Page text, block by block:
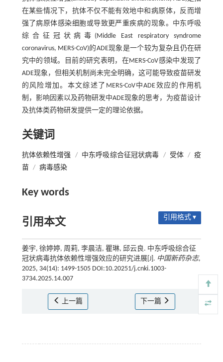
在某些情况下，抗体不仅不能有效地中和病原体，反而增
强了病原体感染细胞或导致更严重疾病的现象。中东呼吸
综合征冠状病毒(Middle East respiratory syndrome
coronavirus, MERS-CoV)的ADE现象是一个较为复杂且仍在研
究中的领域。目前的研究表明，在MERS-CoV感染中发现了
ADE现象，但相关机制尚未完全明确，这可能导致疫苗研发
的风险增加。本文综述了MERS-CoV中ADE效应的作用机
制，影响因素以及药物研发中ADE现象的思考，为疫苗设计
及抗体类药物研发提供一定的理论依据。
关键词
抗体依赖性增强 / 中东呼吸综合征冠状病毒 / 受体 / 疫
苗
/ 病毒感染
Key words
引用本文 引用格式 ▾
姜宇, 徐婷婷, 周莉, 李晨洁, 瞿琳, 邱云良. 中东呼吸综合征
冠状病毒抗体依赖性增强效应的研究进展[J]. 中国新药杂志,
2025, 34(14): 1499-1505 DOI:10.20251/j.cnki.1003-
3734.2025.14.007
上一篇 下一篇